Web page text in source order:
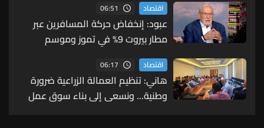
اقتصاد 06:51
عبود: إنخفاض حركة المسافرين عبر
مطار بيروت 9% في تموز وموسم
الصيف دون مستويات 2025
اقتصاد 06:17
هاني: تنظيم العمالة الزراعية ضرورة
وطنية... ونسعى إلى بناء سوق عمل